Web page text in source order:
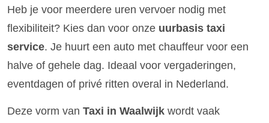
Heb je voor meerdere uren vervoer nodig met
flexibiliteit? Kies dan voor onze uurbasis taxi
service. Je huurt een auto met chauffeur voor een
halve of gehele dag. Ideaal voor vergaderingen,
eventdagen of privé ritten overal in Nederland.
Deze vorm van Taxi in Waalwijk wordt vaak